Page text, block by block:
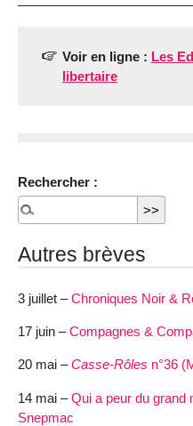
Voir en ligne : Les
libertaire
Rechercher :
Autres brèves
3 juillet –Chroniques Noir &
17 juin –Compagnes &
20 mai –Casse-Rôles n°36
14 mai –Qui a peur du grand
Snepmac